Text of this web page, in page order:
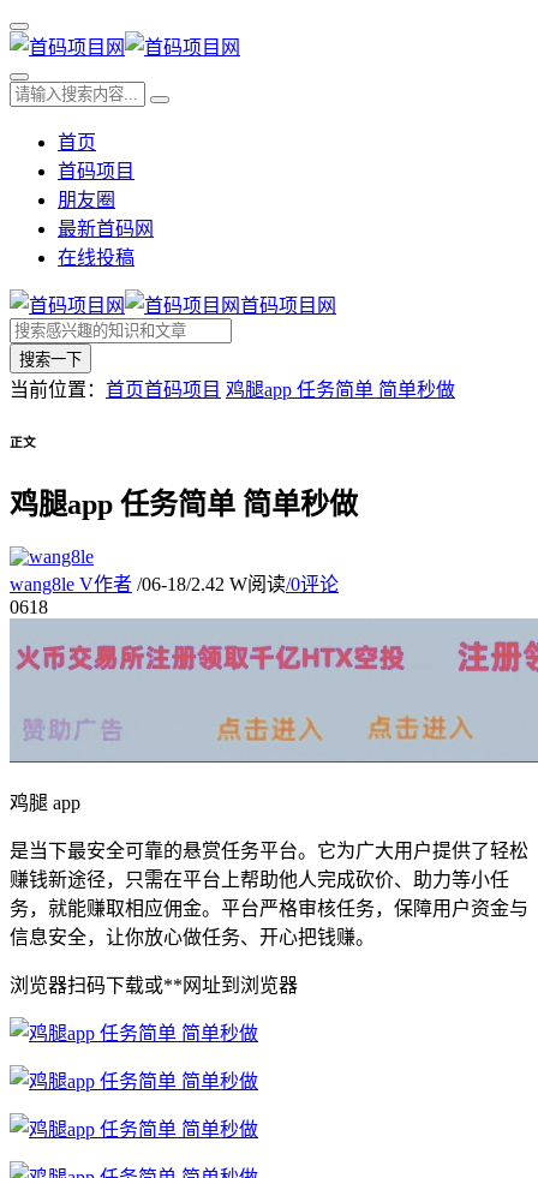
首页
首码项目
朋友圈
最新首码网
在线投稿
首码项目网
搜索一下
当前位置： 首页首码项目 鸡腿app 任务简单 简单秒做
正文
鸡腿app 任务简单 简单秒做
wang8le V作者 /06-18/2.42 W阅读/0评论
0618
鸡腿 app
是当下最安全可靠的悬赏任务平台。它为广大用户提供了轻松
赚钱新途径，只需在平台上帮助他人完成砍价、助力等小任
务，就能赚取相应佣金。平台严格审核任务，保障用户资金与
信息安全，让你放心做任务、开心把钱赚。
浏览器扫码下载或**网址到浏览器